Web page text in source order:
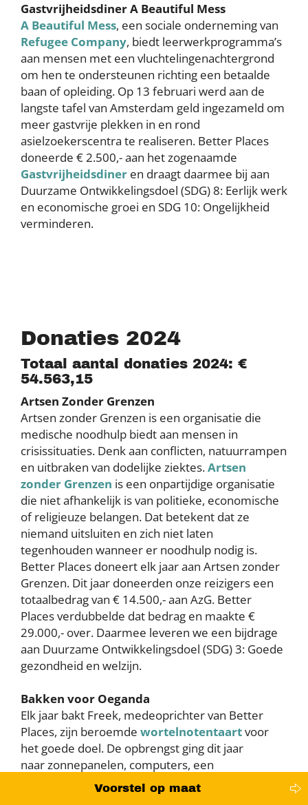
Gastvrijheidsdiner A Beautiful Mess
A Beautiful Mess, een sociale onderneming van
Refugee Company, biedt leerwerkprogramma’s
aan mensen met een vluchtelingenachtergrond
om hen te ondersteunen richting een betaalde
baan of opleiding. Op 13 februari werd aan de
langste tafel van Amsterdam geld ingezameld om
meer gastvrije plekken in en rond
asielzoekerscentra te realiseren. Better Places
doneerde € 2.500,- aan het zogenaamde
Gastvrijheidsdiner en draagt daarmee bij aan
Duurzame Ontwikkelingsdoel (SDG) 8: Eerlijk werk
en economische groei en SDG 10: Ongelijkheid
verminderen.
Donaties 2024
Totaal aantal donaties 2024: €
54.563,15
Artsen Zonder Grenzen
Artsen zonder Grenzen is een organisatie die
medische noodhulp biedt aan mensen in
crisissituaties. Denk aan conflicten, natuurrampen
en uitbraken van dodelijke ziektes.Artsen
zonder Grenzen is een onpartijdige organisatie
die niet afhankelijk is van politieke, economische
of religieuze belangen. Dat betekent dat ze
niemand uitsluiten en zich niet laten
tegenhouden wanneer er noodhulp nodig is.
Better Places doneert elk jaar aan Artsen zonder
Grenzen. Dit jaar doneerden onze reizigers een
totaalbedrag van € 14.500,- aan AzG. Better
Places verdubbelde dat bedrag en maakte €
29.000,- over. Daarmee leveren we een bijdrage
aan Duurzame Ontwikkelingsdoel (SDG) 3: Goede
gezondheid en welzijn.
Bakken voor Oeganda
Elk jaar bakt Freek, medeoprichter van Better
Places, zijn beroemde wortelnotentaartvoor
het goede doel. De opbrengst ging dit jaar
naar zonnepanelen, computers, een
computernetwerk en nieuw meubilair voor een
gezondheidskliniek, een lagere school en een
Voorstel op maat